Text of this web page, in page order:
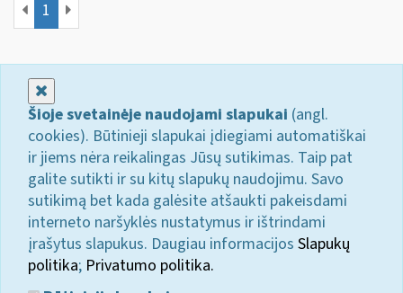
1
Šioje svetainėje naudojami slapukai (angl.
cookies). Būtinieji slapukai įdiegiami automatiškai
ir jiems nėra reikalingas Jūsų sutikimas. Taip pat
galite sutikti ir su kitų slapukų naudojimu. Savo
sutikimą bet kada galėsite atšaukti pakeisdami
interneto naršyklės nustatymus ir ištrindami
įrašytus slapukus. Daugiau informacijos Slapukų
politika; Privatumo politika.